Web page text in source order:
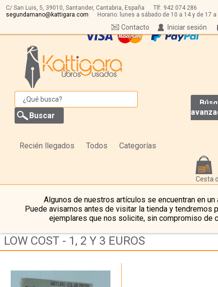
C/ San Luis, 5, 39010, Santander, Cantabria, España Tlf: 942 074 286
segundamano@kattigara.com
Horario: lunes a sábado de 10 a 14 y de 17 a
Iniciar sesión
Contacto
Recién llegados Todos Categorías
Cesta
Algunos de nuestros artículos se encuentran en un
Puede avisarnos antes de visitar la tienda y tendremos
ejemplares que nos solicite, sin compromiso de
LOW COST - 1, 2 Y 3 EUROS